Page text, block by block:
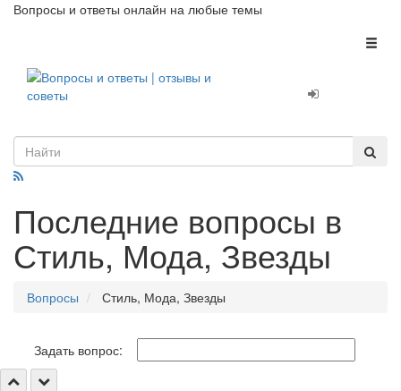
Вопросы и ответы онлайн на любые темы
Последние вопросы в
Стиль, Мода, Звезды
Вопросы Стиль, Мода, Звезды
Задать вопрос: